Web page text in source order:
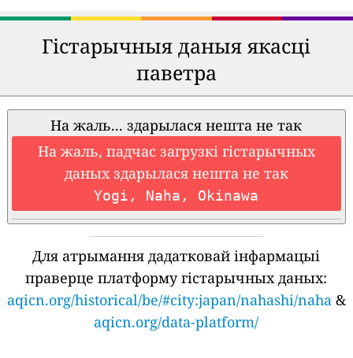
Гістарычныя даныя якасці
паветра
На жаль... здарылася нешта не так
На жаль, падчас загрузкі гістарычных
даных здарылася нешта не так
Yogi, Naha, Okinawa
Для атрымання дадатковай інфармацыі
праверце платформу гістарычных даных:
aqicn.org/historical/be/#city:japan/nahashi/naha &
aqicn.org/data-platform/